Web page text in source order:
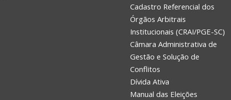
Cadastro Referencial dos
Órgãos Arbitrais
Institucionais (CRAI/PGE-SC)
Câmara Administrativa de
Gestão e Solução de
Conflitos
Dívida Ativa
Manual das Eleições